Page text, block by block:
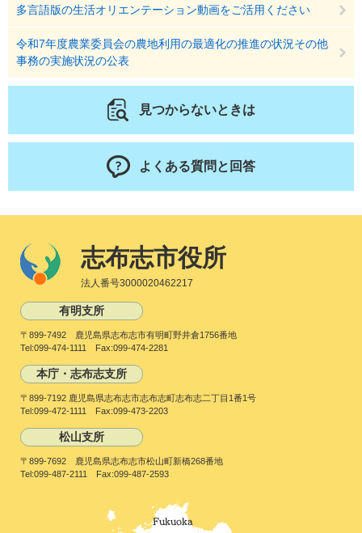
多言語版の生活オリエンテーション動画をご活用ください
令和7年度農業委員会の農地利用の最適化の推進の状況その他
事務の実施状況の公表
見つからないときは
よくある質問と回答
志布志市役所
法人番号3000020462217
有明支所
〒899-7492 鹿児島県志布志市有明町野井倉1756番地
Tel:099-474-1111 Fax:099-474-2281
本庁・志布志支所
〒899-7192 鹿児島県志布志市志布志町志布志二丁目1番1号
Tel:099-472-1111 Fax:099-473-2203
松山支所
〒899-7692 鹿児島県志布志市松山町新橋268番地
Tel:099-487-2111 Fax:099-487-2593